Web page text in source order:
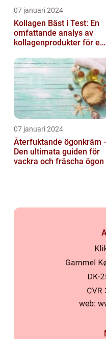
07 januari 2024
Kollagen Bäst i Test: En
omfattande analys av
kollagenprodukter för en
hud...
07 januari 2024
Återfuktande ögonkräm -
Den ultimata guiden för
vackra och fräscha ögon
web: